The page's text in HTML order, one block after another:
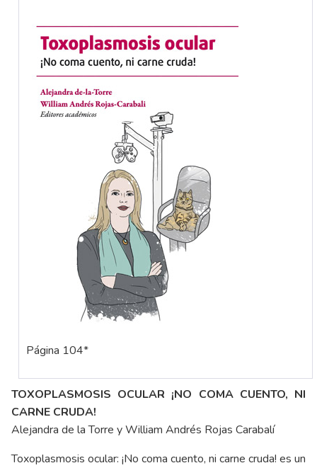
Página 104*
TOXOPLASMOSIS OCULAR ¡NO COMA CUENTO, NI
CARNE CRUDA!
Alejandra de la Torre y William Andrés Rojas Carabalí
Toxoplasmosis ocular: ¡No coma cuento, ni carne cruda! es un